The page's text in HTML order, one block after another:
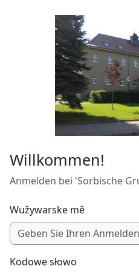
Willkommen!
Anmelden bei 'Sorbische
Wužywarske mě
Kodowe słowo